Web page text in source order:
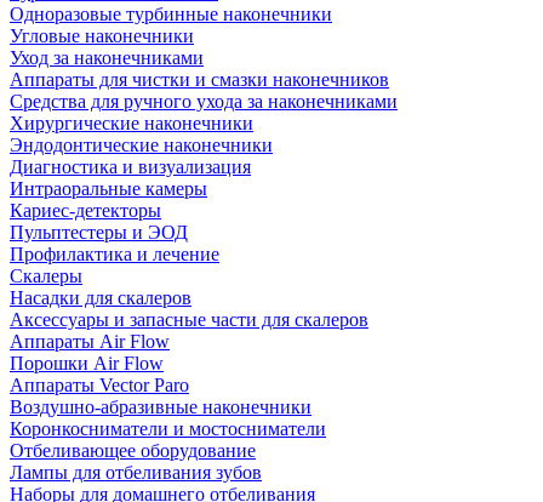
Одноразовые турбинные наконечники
Угловые наконечники
Уход за наконечниками
Аппараты для чистки и смазки наконечников
Средства для ручного ухода за наконечниками
Хирургические наконечники
Эндодонтические наконечники
Диагностика и визуализация
Интраоральные камеры
Кариес-детекторы
Пульптестеры и ЭОД
Профилактика и лечение
Скалеры
Насадки для скалеров
Аксессуары и запасные части для скалеров
Аппараты Air Flow
Порошки Air Flow
Аппараты Vector Paro
Воздушно-абразивные наконечники
Коронкосниматели и мостосниматели
Отбеливающее оборудование
Лампы для отбеливания зубов
Наборы для домашнего отбеливания